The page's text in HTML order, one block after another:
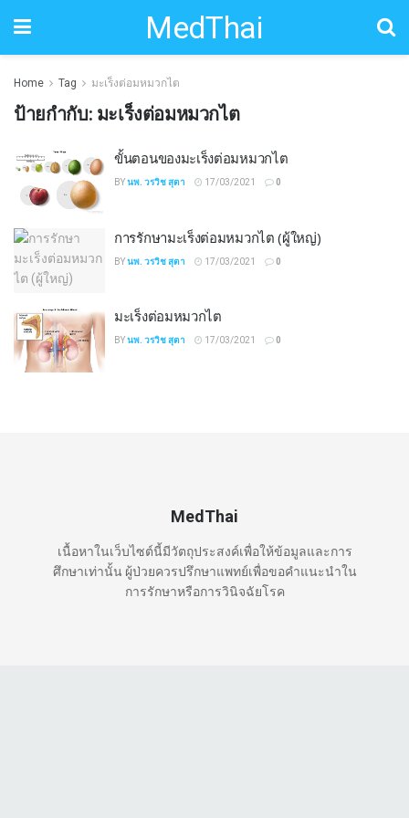
MedThai
Home Tag มะเร็งต่อมหมวกไต
ป้ายกำกับ: มะเร็งต่อมหมวกไต
ขั้นตอนของมะเร็งต่อมหมวกไต
BYนพ. วรวิช สุตา 17/03/2021 0
การรักษามะเร็งต่อมหมวกไต (ผู้ใหญ่)
BYนพ. วรวิช สุตา 17/03/2021 0
มะเร็งต่อมหมวกไต
BYนพ. วรวิช สุตา 17/03/2021 0
MedThai
เนื้อหาในเว็บไซต์นี้มีวัตถุประสงค์เพื่อให้ข้อมูลและการ
ศึกษาเท่านั้น ผู้ป่วยควรปรึกษาแพทย์เพื่อขอคำแนะนำใน
การรักษาหรือการวินิจฉัยโรค